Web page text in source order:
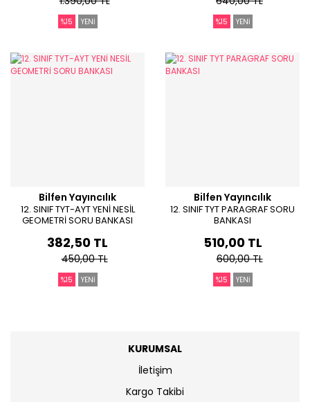
%15 YENİ %15 YENİ
Bilfen Yayıncılık
12. SINIF TYT-AYT YENİ NESİL
GEOMETRİ SORU BANKASI
382,50 TL
450,00 TL
%15 YENİ
Bilfen Yayıncılık
12. SINIF TYT PARAGRAF SORU
BANKASI
510,00 TL
600,00 TL
%15 YENİ
KURUMSAL
İletişim
Kargo Takibi